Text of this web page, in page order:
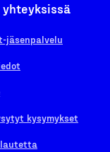
yhteyksissä
jäsenpalvelu
kysymykset